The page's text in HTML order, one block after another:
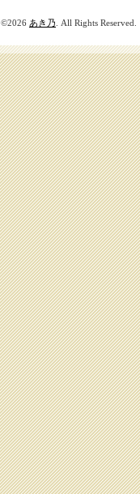
©2026 あき乃 . All Rights Reserved.